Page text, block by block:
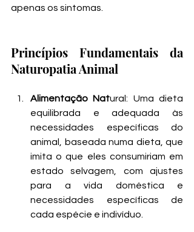
apenas os sintomas.
Princípios Fundamentais da
Naturopatia Animal
Alimentação Natural: Uma dieta
equilibrada e adequada às
necessidades específicas do
animal, baseada numa dieta, que
imita o que eles consumiriam em
estado selvagem, com ajustes
para a vida doméstica e
necessidades específicas de
cada espécie e indivíduo.